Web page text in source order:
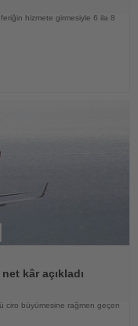
hizmete girmesiyle 6 ila 8
kâr açıkladı
ciro büyümesine rağmen geçen